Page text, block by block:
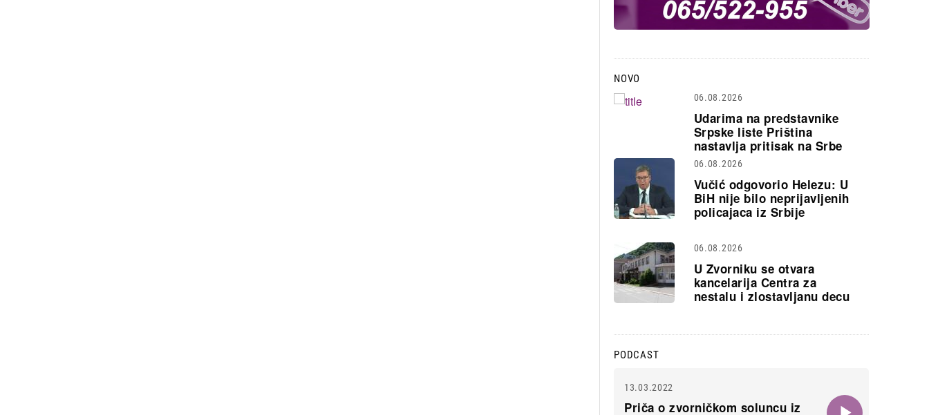
NOVO
06.08.2026
Udarima na predstavnike
Srpske liste Priština
nastavlja pritisak na Srbe
06.08.2026
Vučić odgovorio Helezu: U
BiH nije bilo neprijavljenih
policajaca iz Srbije
06.08.2026
U Zvorniku se otvara
kancelarija Centra za
nestalu i zlostavljanu decu
PODCAST
13.03.2022
Priča o zvorničkom soluncu iz